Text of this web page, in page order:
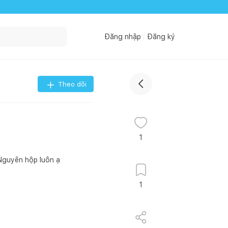
Đăng nhập Đăng ký
Theo dõi
hộp luôn ạ
1
1